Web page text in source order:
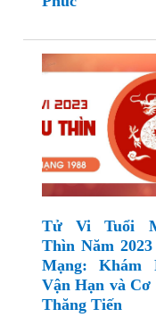
Tử Vi Tuổi
Thìn Năm
Mạng: Khám
Vận Hạn và Cơ
Thăng Tiến